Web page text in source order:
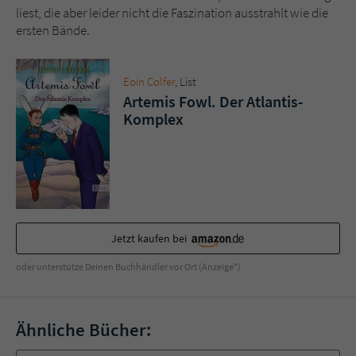
liest, die aber leider nicht die Faszination ausstrahlt wie die
ersten Bände.
Eoin Colfer, List
Artemis Fowl. Der Atlantis-
Komplex
Jetzt kaufen bei
oder unterstütze Deinen Buchhändler vor Ort (Anzeige*)
Ähnliche Bücher: